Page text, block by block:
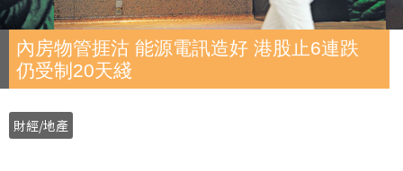
內房物管捱沽 能源電訊造好 港股止6連跌
仍受制20天綫
財經/地產